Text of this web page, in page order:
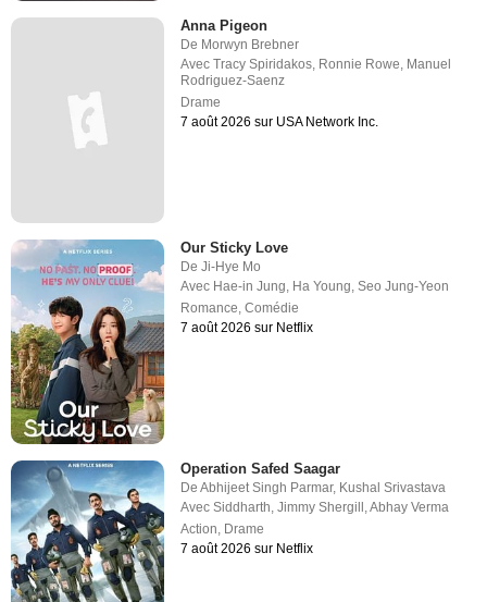
Anna Pigeon
De Morwyn Brebner
AvecTracy Spiridakos, Ronnie Rowe, Manuel
Rodriguez-Saenz
Drame
7 août 2026 sur USA Network Inc.
Our Sticky Love
DeJi-Hye Mo
Avec Hae-in Jung Ha Young ,Seo Jung-Yeon
Romance ,Comédie
7 août 2026 sur Netflix
Operation Safed Saagar
DeAbhijeet Singh Parmar, Kushal Srivastava
AvecSiddharth,Jimmy Shergill ,Abhay Verma
Action, Drame
7 août 2026 sur Netflix